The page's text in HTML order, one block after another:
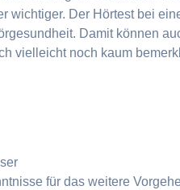
wichtiger. Der Hörtest bei
Damit können
vielleicht noch kaum
für das weitere